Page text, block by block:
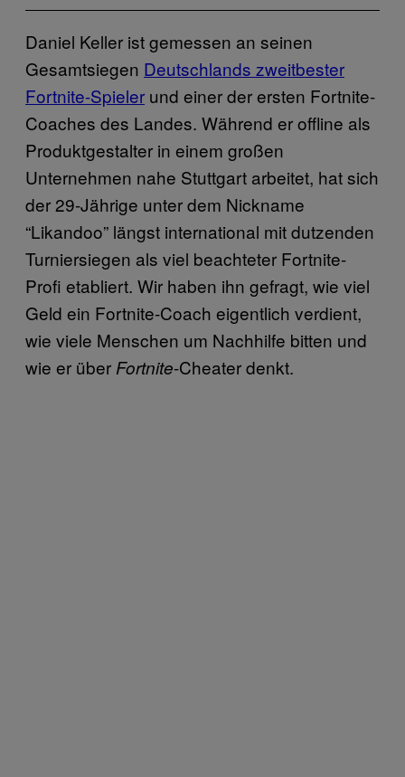
Daniel Keller ist gemessen an seinen
Gesamtsiegen Deutschlands zweitbester
Fortnite-Spieler und einer der ersten Fortnite-
Coaches des Landes. Während er offline als
Produktgestalter in einem großen
Unternehmen nahe Stuttgart arbeitet, hat sich
der 29-Jährige unter dem Nickname
“Likandoo” längst international mit dutzenden
Turniersiegen als viel beachteter Fortnite-
Profi etabliert. Wir haben ihn gefragt, wie viel
Geld ein Fortnite-Coach eigentlich verdient,
wie viele Menschen um Nachhilfe bitten und
wie er über Fortnite-Cheater denkt.